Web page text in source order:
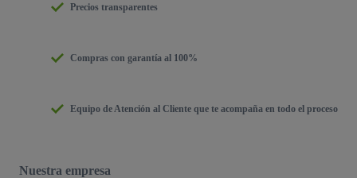
Precios transparentes
Compras con garantía al 100%
Equipo de Atención al Cliente que te acompaña en todo el proceso
Nuestra empresa